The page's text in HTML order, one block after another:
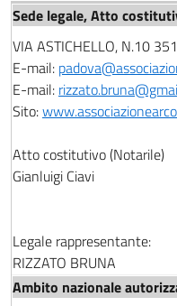
VIA ASTICHELLO, N.10
E-mail:
E-mail:
Sito:
Atto costitutivo (Notarile)
Gianluigi Ciavi
Legale rappresentante:
RIZZATO BRUNA